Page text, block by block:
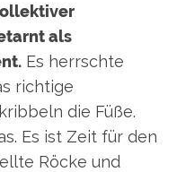
als
Es herrschte
richtige
die Füße.
Es ist Zeit für den
Röcke und